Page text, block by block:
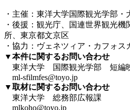
・主催：東洋大学国際観光学部
・後援：観光庁、国連世界観光
所、東京都文京区
・協力：ヴェネツィア・カフォス
▼本件に関するお問い合わせ
東洋大学 国際観光学部 短編
ml-sfilmfes@toyo.jp
▼取材に関するお問い合わせ
東洋大学 総務部広報課
mlkoho@toyo.jp